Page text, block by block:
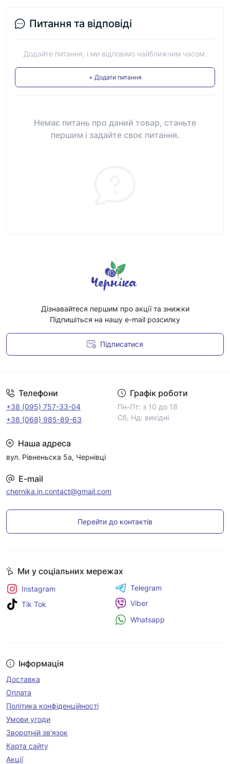
Питання та відповіді
Додайте питання, і ми відповімо найближчим часом.
+ Додати питання
Немає питань про даний товар, станьте
першим і задайте своє питання.
Дізнавайтеся першим про акції та знижки
Підпишіться на нашу e-mail розсилку
Підписатися
Телефони
+38 (095) 757-33-04
+38 (068) 985-89-63
Графік роботи
Пн-Пт: з 10 до 18
Сб, Нд: вихідні
Наша адреса
вул. Рівненьска 5а, Чернівці
E-mail
chernika.in.contact@gmail.com
Перейти до контактів
Інформація
Доставка
Оплата
Політика конфіденційності
Умови угоди
Зворотній зв'язок
Карта сайту
Акції
Ми у соціальних мережах
Instagram
Tik Tok
Telegram
Viber
Whatsapp